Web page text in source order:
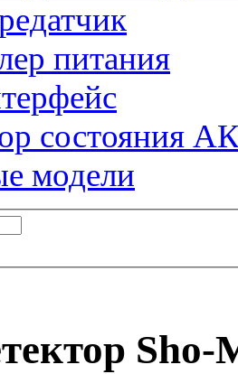
питания
состояния
модели